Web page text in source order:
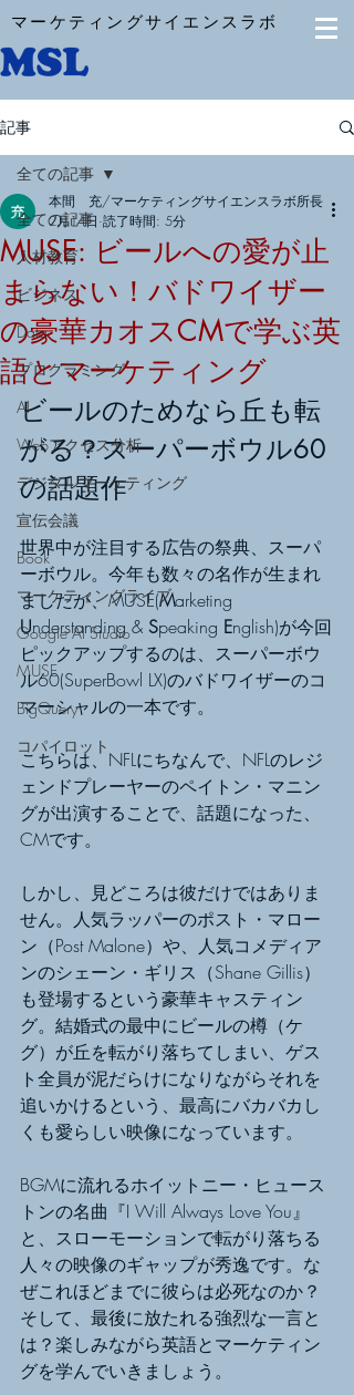
マーケティングサイエンスラボ
記事
全ての記事
人材教育
ビジネス
Data
プログラミング
AI
Webアクセス分析
デジタルマーケティング
宣伝会議
Book
マーケティングライブ
Google AI Studio
MUSE
BigQuery
コパイロット
全ての記事
MUSE: ビールへの愛が止
まらない！バドワイザー
の豪華カオスCMで学ぶ英
語とマーケティング
本間 充/マーケティングサイエンスラボ所長
2月14日 読了時間: 5分
ビールのためなら丘も転
がる？スーパーボウル60
の話題作
世界中が注目する広告の祭典、スーパ
ーボウル。今年も数々の名作が生まれ
ましたが、MUSE(Marketing
Understanding & Speaking English)が今回
ピックアップするのは、スーパーボウ
ル60(SuperBowl LX)のバドワイザーのコ
マーシャルの一本です。
こちらは、NFLにちなんで、NFLのレジ
ェンドプレーヤーのペイトン・マニン
グが出演することで、話題になった、
CMです。
しかし、見どころは彼だけではありま
せん。人気ラッパーのポスト・マロー
ン（Post Malone）や、人気コメディア
ンのシェーン・ギリス（Shane Gillis）
も登場するという豪華キャスティン
グ。結婚式の最中にビールの樽（ケ
グ）が丘を転がり落ちてしまい、ゲス
ト全員が泥だらけになりながらそれを
追いかけるという、最高にバカバカし
くも愛らしい映像になっています。
BGMに流れるホイットニー・ヒュース
トンの名曲『I Will Always Love You』
と、スローモーションで転がり落ちる
人々の映像のギャップが秀逸です。な
ぜこれほどまでに彼らは必死なのか？
そして、最後に放たれる強烈な一言と
は？楽しみながら英語とマーケティン
グを学んでいきましょう。